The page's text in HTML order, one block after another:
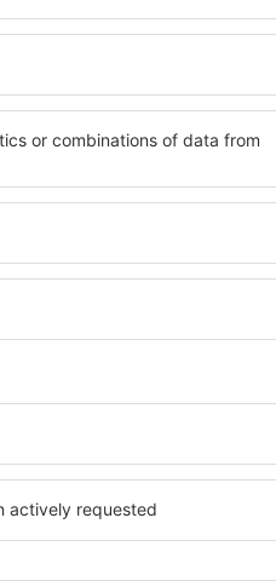
Pokud toužíte po
Dokonalá dovolená
že budete nadmíru
rezervovat v zařízeních
handicapované osoby.
malými dětmi a
Jaké vybavení
Vybavení ubytování in
hvězdiček. V
koutem, balkonem,
sadou ručníků nebo
bezplatné parkování,
zvolit hotel s bazénem.
rezervovat se službou